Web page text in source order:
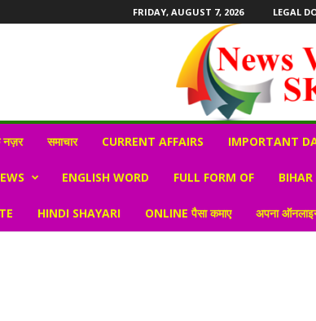
FRIDAY, AUGUST 7, 2026 LEGAL
नज़र समाचार CURRENT AFFAIRS IMPORTANT
ENGLISH WORD FULL FORM OF
HINDI SHAYARI ONLINE पैसा कमाए अपना